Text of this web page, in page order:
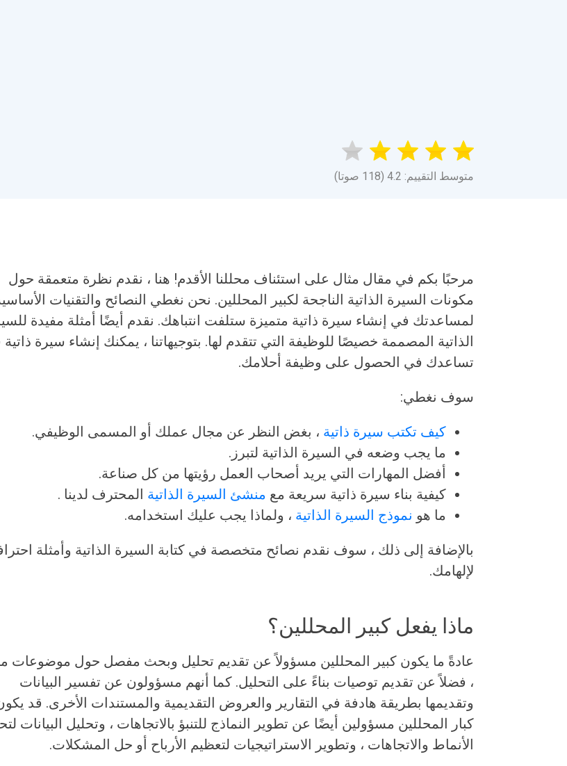
متوسط التقييم: 4.2 (118 صوتا)
مرحبًا بكم في مقال مثال على استئناف محللنا الأقدم! هنا ، نقدم نظرة متعمقة حول
مكونات السيرة الذاتية الناجحة لكبير المحللين. نحن نغطي النصائح والتقنيات
لمساعدتك في إنشاء سيرة ذاتية متميزة ستلفت انتباهك. نقدم أيضًا أمثلة مفيدة
الذاتية المصممة خصيصًا للوظيفة التي تتقدم لها. بتوجيهاتنا ، يمكنك إنشاء سيرة ذاتية
تساعدك في الحصول على وظيفة أحلامك.
سوف نغطي:
كيف تكتب سيرة ذاتية ، بغض النظر عن مجال عملك أو المسمى الوظيفي.
ما يجب وضعه في السيرة الذاتية لتبرز.
أفضل المهارات التي يريد أصحاب العمل رؤيتها من كل صناعة.
كيفية بناء سيرة ذاتية سريعة مع منشئ السيرة الذاتية المحترف لدينا .
ما هو نموذج السيرة الذاتية ، ولماذا يجب عليك استخدامه.
بالإضافة إلى ذلك ، سوف نقدم نصائح متخصصة في كتابة السيرة الذاتية وأمثلة
لإلهامك.
ماذا يفعل كبير المحللين؟
عادةً ما يكون كبير المحللين مسؤولاً عن تقديم تحليل وبحث مفصل حول موضوعات
، فضلاً عن تقديم توصيات بناءً على التحليل. كما أنهم مسؤولون عن تفسير البيانات
وتقديمها بطريقة هادفة في التقارير والعروض التقديمية والمستندات الأخرى. قد
كبار المحللين مسؤولين أيضًا عن تطوير النماذج للتنبؤ بالاتجاهات ، وتحليل البيانات
الأنماط والاتجاهات ، وتطوير الاستراتيجيات لتعظيم الأرباح أو حل المشكلات.